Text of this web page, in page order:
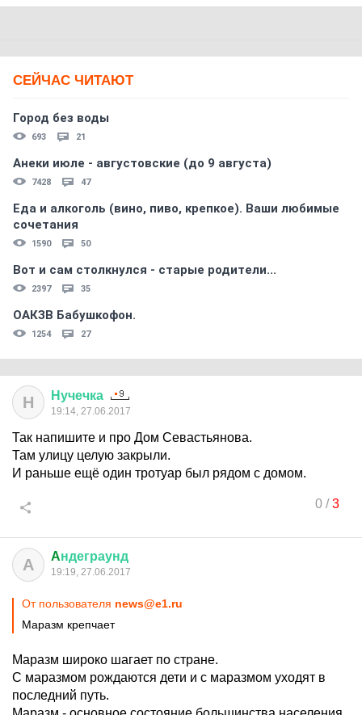
СЕЙЧАС ЧИТАЮТ
Город без воды
693 21
Анеки июле - августовские (до 9 августа)
7428 47
Еда и алкоголь (вино, пиво, крепкое). Ваши любимые
сочетания
1590 50
Вот и сам столкнулся - старые родители...
2397 35
ОАКЗВ Бабушкофон.
1254 27
Н Нучечка
19:14, 27.06.2017
Так напишите и про Дом Севастьянова.
Там улицу целую закрыли.
И раньше ещё один тротуар был рядом с домом.
0/3
A Aндеграунд
19:19, 27.06.2017
От пользователя news@e1.ru
Маразм крепчает
Маразм широко шагает по стране.
С маразмом рождаются дети и с маразмом уходят в
последний путь.